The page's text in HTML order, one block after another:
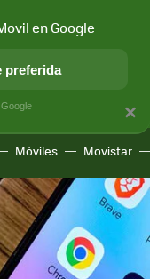
APLICACIONES
Móviles Movistar
×
en Google
preferida